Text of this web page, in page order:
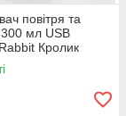
повітря та
300 мл USB
Кролик